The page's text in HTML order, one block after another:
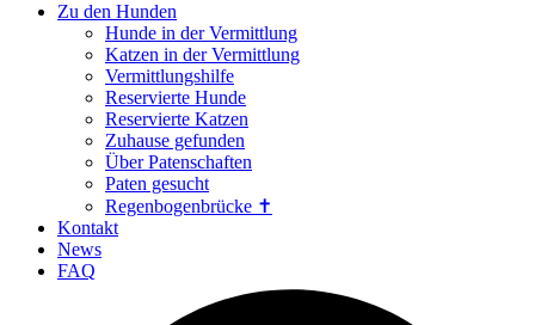
Zu den Hunden
Hunde in der Vermittlung
Katzen in der Vermittlung
Vermittlungshilfe
Reservierte Hunde
Reservierte Katzen
Zuhause gefunden
Über Patenschaften
Paten gesucht
Regenbogenbrücke ✝
Kontakt
News
FAQ